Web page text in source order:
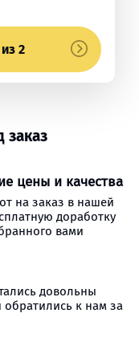
2
заказ
цены и качества
на заказ в нашей
доработку
вами
довольны
обратились к нам за